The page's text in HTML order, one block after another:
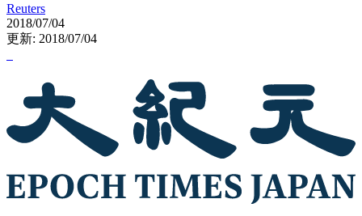
Reuters
2018/07/04
更新: 2018/07/04